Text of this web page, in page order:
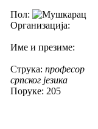
Пол:
Организација:
Име и презиме:
Струка: професор
српског језика
Поруке: 205